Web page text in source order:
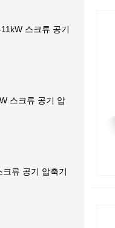
스크류 공기
스크류 공기 압
류 공기 압축기